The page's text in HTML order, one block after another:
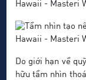
Do giới hạn về
hữu tầm nhìn